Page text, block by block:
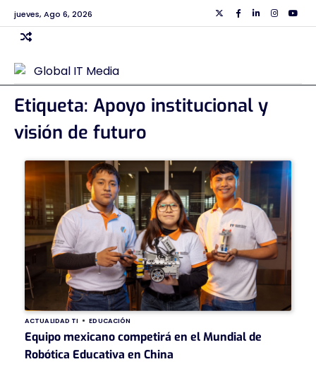
Skip
to
content
jueves, Ago 6, 2026 TwiiterFacebook
Linkedin
Etiqueta: Apoyo institucional y
visión de futuro
ACTUALIDAD TI EDUCACIÓN
Equipo mexicano competirá en el Mundial de
Robótica Educativa en China